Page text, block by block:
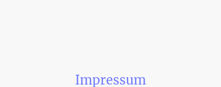
Impressum